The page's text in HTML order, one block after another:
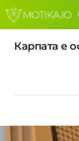
Карпата е